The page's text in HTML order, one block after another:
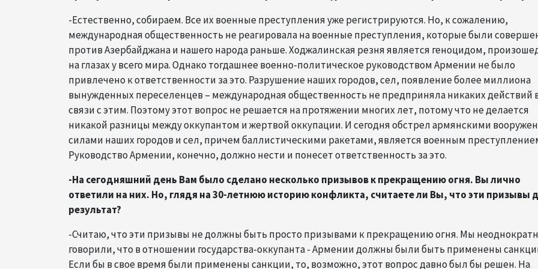
-Естественно, собираем. Все их военные преступления уже регистрируются. Но, к сожалению,
международная общественность не реагировала на военные преступления, которые были
против Азербайджана и нашего народа раньше. Ходжалинская резня является геноцидом,
на глазах у всего мира. Однако тогдашнее военно-политическое руководством Армении не было
привлечено к ответственности за это. Разрушение наших городов, сел, появление более миллиона
вынужденных переселенцев – международная общественность не предприняла никаких действий
связи с этим. Поэтому этот вопрос не решается на протяжении многих лет, потому что не делается
никакой разницы между оккупантом и жертвой оккупации. И сегодня обстрел армянскими
силами наших городов и сел, причем баллистическими ракетами, является военным
Руководство Армении, конечно, должно нести и понесет ответственность за это.
-На сегодняшний день Вам было сделано несколько призывов к прекращению огня. Вы лично
ответили на них. Но, глядя на 30-летнюю историю конфликта, считаете ли Вы, что эти призывы
результат?
-Считаю, что эти призывы не должны быть просто призывами к прекращению огня. Мы
говорили, что в отношении государства-оккупанта - Армении должны были быть применены
Если бы в свое время были применены санкции, то, возможно, этот вопрос давно был бы решен. На